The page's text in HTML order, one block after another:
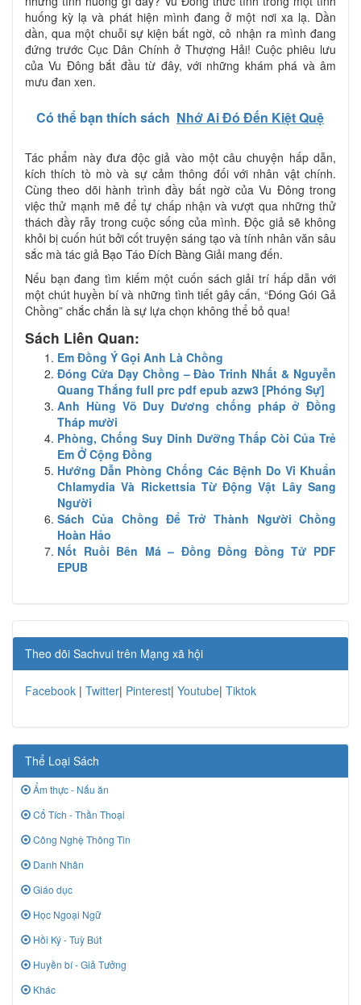
huống kỳ lạ và phát hiện mình đang ở một nơi xa lạ. Dần
dần, qua một chuỗi sự kiện bất ngờ, cô nhận ra mình đang
đứng trước Cục Dân Chính ở Thượng Hải! Cuộc phiêu lưu
của Vu Đông bắt đầu từ đây, với những khám phá và âm
mưu đan xen.
Có thể bạn thích sách Nhớ Ai Đó Đến Kiệt Quệ
Tác phẩm này đưa độc giả vào một câu chuyện hấp dẫn,
kích thích tò mò và sự cảm thông đối với nhân vật chính.
Cùng theo dõi hành trình đầy bất ngờ của Vu Đông trong
việc thử mạnh mẽ để tự chấp nhận và vượt qua những thử
thách đầy rẫy trong cuộc sống của mình. Độc giả sẽ không
khỏi bị cuốn hút bởi cốt truyện sáng tạo và tính nhân văn sâu
sắc mà tác giả Bạo Táo Đích Bàng Giải mang đến.
Nếu bạn đang tìm kiếm một cuốn sách giải trí hấp dẫn với
một chút huyền bí và những tình tiết gây cấn, “Đóng Gói Gả
Chồng” chắc chắn là sự lựa chọn không thể bỏ qua!
Sách Liên Quan:
Em Đồng Ý Gọi Anh Là Chồng
Đóng Cửa Dạy Chồng – Đào Trinh Nhất & Nguyễn
Quang Thắng full prc pdf epub azw3 [Phóng Sự]
Anh Hùng Võ Duy Dương chống pháp ở Đồng
Tháp mười
Phòng, Chống Suy Dinh Dưỡng Thấp Còi Của Trẻ
Em Ở Cộng Đồng
Hướng Dẫn Phòng Chống Các Bệnh Do Vi Khuẩn
Chlamydia Và Rickettsia Từ Động Vật Lây Sang
Người
Sách Của Chồng Để Trở Thành Người Chồng
Hoàn Hảo
Nốt Ruồi Bên Má – Đồng Đồng Đồng Tử PDF
EPUB
Theo dõi Sachvui trên Mạng xã hội
Facebook | Twitter| Pinterest| Youtube| Tiktok
Thể Loại Sách
Ẩm thực - Nấu ăn
Cổ Tích - Thần Thoại
Công Nghệ Thông Tin
Danh Nhân
Giáo dục
Học Ngoại Ngữ
Hồi Ký - Tuỳ Bút
Huyền bí - Giả Tưởng
Khác